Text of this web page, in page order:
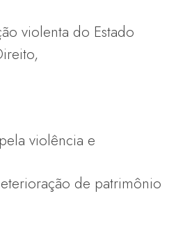
violenta do Estado
violência e
de patrimônio